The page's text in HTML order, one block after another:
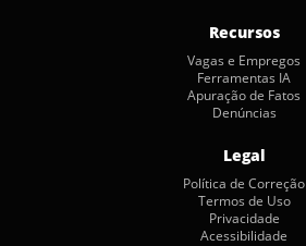
Recursos
Vagas e Empregos
Ferramentas IA
Apuração de Fatos
Denúncias
Legal
Política de Correção
Termos de Uso
Privacidade
Acessibilidade